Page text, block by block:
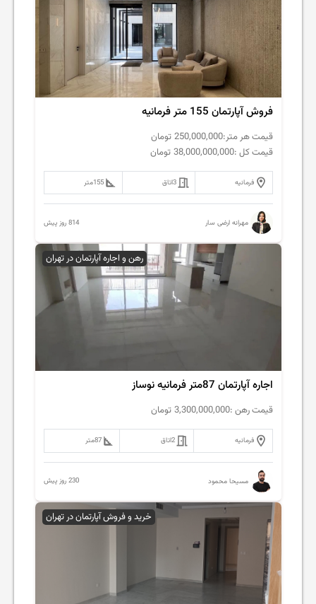
فروش آپارتمان 155 متر فرمانیه
قیمت هر متر:250,000,000 تومان
قیمت کل :38,000,000,000 تومان
فرمانیه 3اتاق 155متر
مهرانه ارضی سار 814 روز پیش
رهن و اجاره آپارتمان در تهران
اجاره آپارتمان 87متر فرمانیه نوساز
قیمت رهن :3,300,000,000 تومان
فرمانیه 2اتاق 87متر
مسیحا محمود 230 روز پیش
خرید و فروش آپارتمان در تهران